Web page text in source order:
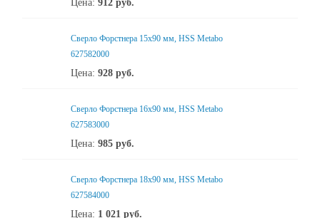
Цена: 912 руб.
Сверло Форстнера 15х90 мм, HSS Metabo
627582000
Цена: 928 руб.
Сверло Форстнера 16х90 мм, HSS Metabo
627583000
Цена: 985 руб.
Сверло Форстнера 18х90 мм, HSS Metabo
627584000
Цена: 1 021 руб.